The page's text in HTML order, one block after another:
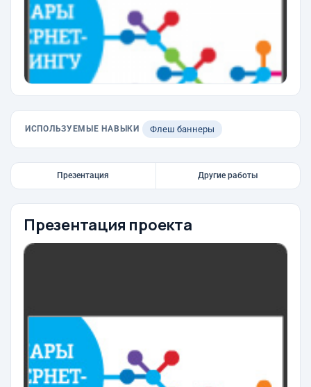
ИСПОЛЬЗУЕМЫЕ НАВЫКИ Флеш баннеры
Презентация Другие работы
Презентация проекта